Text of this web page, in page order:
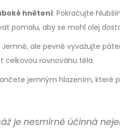
hnětení: Pokračujte
pomalu, aby se mohl olej
Jemně, ale pevně vyvažujte
celkovou rovnováhu těla.
jemným hlazením, které
je nesmírně účinná